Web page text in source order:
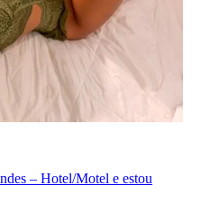
– Hotel/Motel e estou